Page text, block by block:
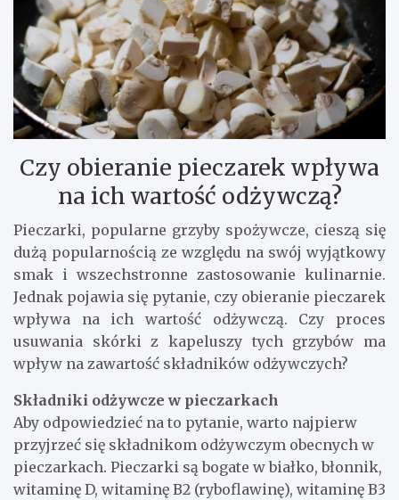
Czy obieranie pieczarek wpływa
na ich wartość odżywczą?
Pieczarki, popularne grzyby spożywcze, cieszą się
dużą popularnością ze względu na swój wyjątkowy
smak i wszechstronne zastosowanie kulinarnie.
Jednak pojawia się pytanie, czy obieranie pieczarek
wpływa na ich wartość odżywczą. Czy proces
usuwania skórki z kapeluszy tych grzybów ma
wpływ na zawartość składników odżywczych?
Składniki odżywcze w pieczarkach
Aby odpowiedzieć na to pytanie, warto najpierw
przyjrzeć się składnikom odżywczym obecnych w
pieczarkach. Pieczarki są bogate w białko, błonnik,
witaminę D, witaminę B2 (ryboflawinę), witaminę B3